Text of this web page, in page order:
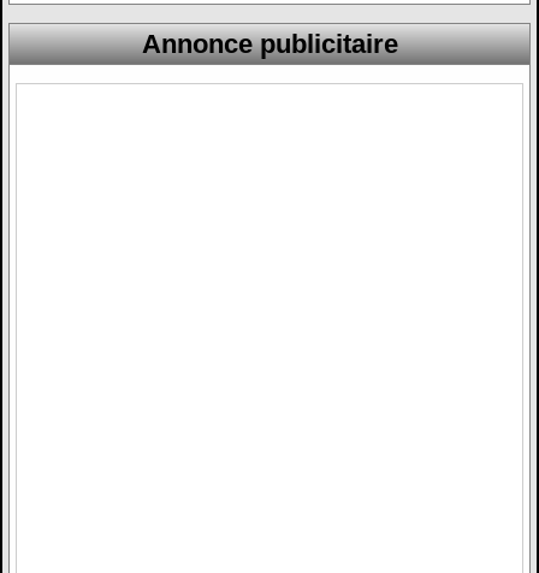
Annonce publicitaire